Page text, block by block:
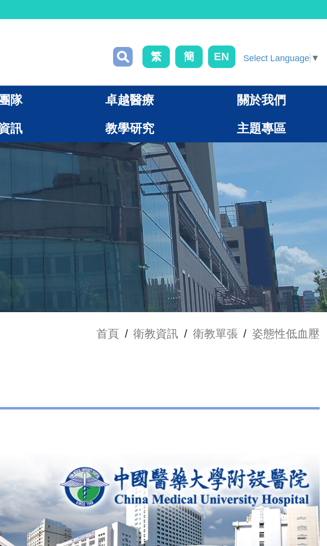
繁 簡 EN Select Language ▼
隊 卓越醫療 關於我們
訊 教學研究 主題專區
首頁 / 衛教資訊 / 衛教單張 / 姿態性低血壓